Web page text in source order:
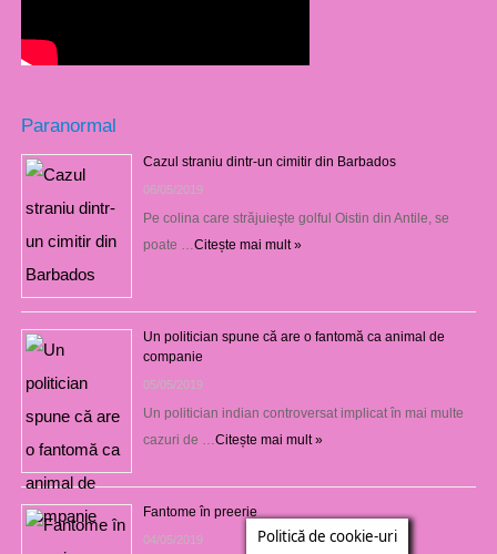
Paranormal
Cazul straniu dintr-un cimitir din Barbados
06/05/2019
Pe colina care străjuieşte golful Oistin din Antile, se
poate … Citește mai mult »
Un politician spune că are o fantomă ca animal de
companie
05/05/2019
Un politician indian controversat implicat în mai multe
cazuri de … Citește mai mult »
Fantome în preerie
04/05/2019 Politică de cookie-uri